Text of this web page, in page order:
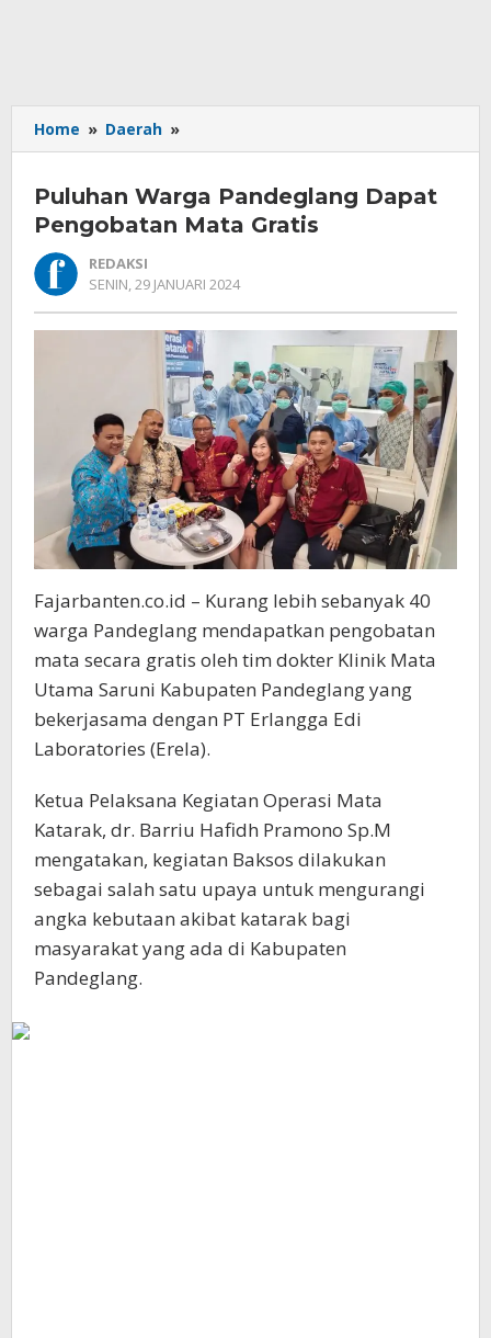
Home » Daerah »
Warga
Dapat
Pengobatan
Puluhan Warga Pandeglang Dapat
Pengobatan Mata Gratis
REDAKSI
SENIN, 29 JANUARI 2024
Fajarbanten.co.id – Kurang lebih sebanyak 40
warga Pandeglang mendapatkan pengobatan
mata secara gratis oleh tim dokter Klinik Mata
Utama Saruni Kabupaten Pandeglang yang
bekerjasama dengan PT Erlangga Edi
Laboratories (Erela).
Ketua Pelaksana Kegiatan Operasi Mata
Katarak, dr. Barriu Hafidh Pramono Sp.M
mengatakan, kegiatan Baksos dilakukan
sebagai salah satu upaya untuk mengurangi
angka kebutaan akibat katarak bagi
masyarakat yang ada di Kabupaten
Pandeglang.